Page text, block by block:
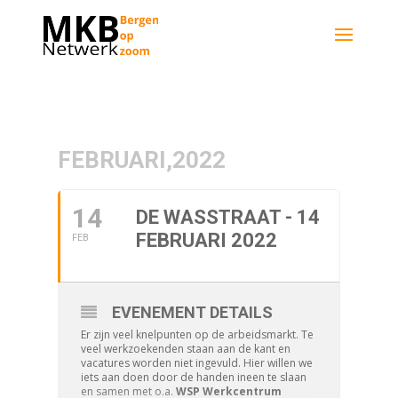
FEBRUARI,2022
14
FEB
DE WASSTRAAT - 14
FEBRUARI 2022
EVENEMENT DETAILS
Er zijn veel knelpunten op de arbeidsmarkt. Te
veel werkzoekenden staan aan de kant en
vacatures worden niet ingevuld. Hier willen we
iets aan doen door de handen ineen te slaan
en samen met o.a. WSP Werkcentrum